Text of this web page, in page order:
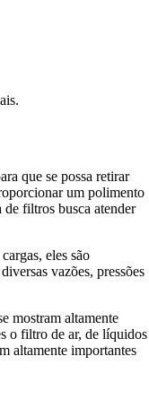
que se possa retirar
um polimento
filtros busca atender
eles são
vazões, pressões
mostram altamente
o filtro de ar, de líquidos
altamente importantes